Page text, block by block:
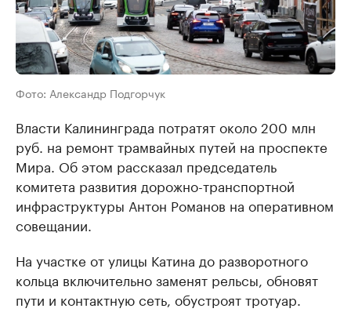
Фото: Александр Подгорчук
Власти Калининграда потратят около 200 млн
руб. на ремонт трамвайных путей на проспекте
Мира. Об этом рассказал председатель
комитета развития дорожно-транспортной
инфраструктуры Антон Романов на оперативном
совещании.
На участке от улицы Катина до разворотного
кольца включительно заменят рельсы, обновят
пути и контактную сеть, обустроят тротуар.